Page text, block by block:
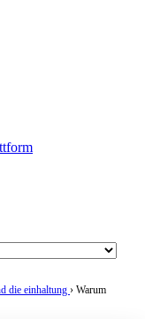
die einhaltung › Warum